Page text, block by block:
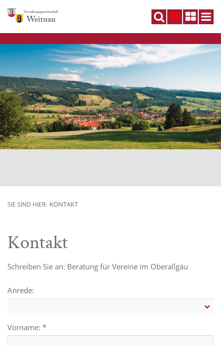
DE
SIE SIND HIER: KONTAKT
Kontakt
Schreiben Sie an: Beratung für Vereine im Oberallgäu
Anrede:
Vorname: *